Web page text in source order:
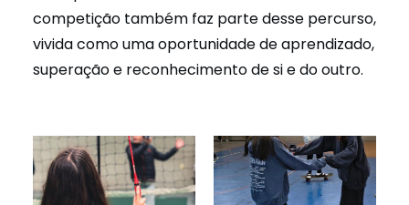
competição também faz parte desse percurso,
vivida como uma oportunidade de aprendizado,
superação e reconhecimento de si e do outro.